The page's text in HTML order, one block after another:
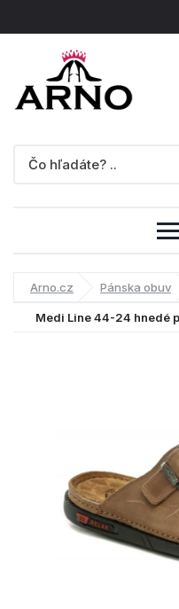
Arno.cz Pánska obuv
Medi Line 44-24 hnedé